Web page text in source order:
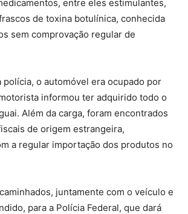
entre eles estimulantes,
de toxina botulínica, conhecida
sem comprovação regular de
polícia, o automóvel era ocupado por
informou ter adquirido todo o
Além da carga, foram encontrados
de origem estrangeira,
a regular importação dos produtos no
juntamente com o veículo e
para a Polícia Federal, que dará